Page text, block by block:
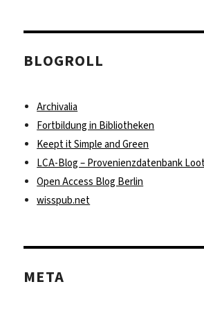
BLOGROLL
Archivalia
Fortbildung in Bibliotheken
Keept it Simple and Green
LCA-Blog – Provenienzdatenbank
Open Access Blog Berlin
wisspub.net
META